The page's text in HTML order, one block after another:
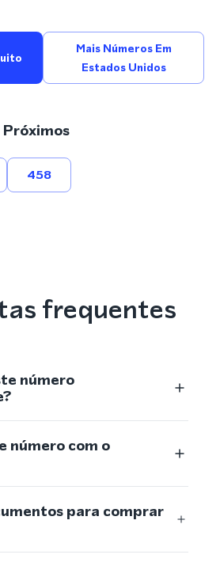
Mais Números Em
Estados Unidos
458
frequentes
número
número com o
para comprar